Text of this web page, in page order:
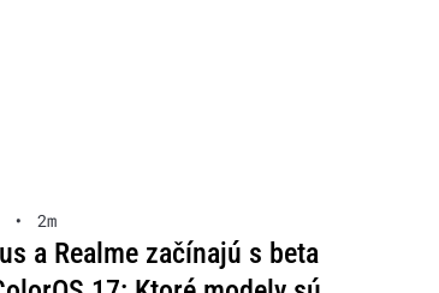
• 2m
a Realme začínajú s beta